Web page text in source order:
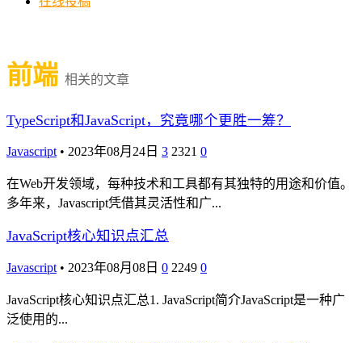
前端 相关的文章
TypeScript和JavaScript，究竟哪个更胜一筹？
Javascript • 2023年08月24日 3 2321 0
在Web开发领域，每种技术和工具都有其独特的用途和价值。
多年来，Javascript凭借其灵活性和广...
JavaScript核心知识点汇总
Javascript • 2023年08月08日 0 2249 0
JavaScript核心知识点汇总1. JavaScript简介JavaScript是一种广
泛使用的...